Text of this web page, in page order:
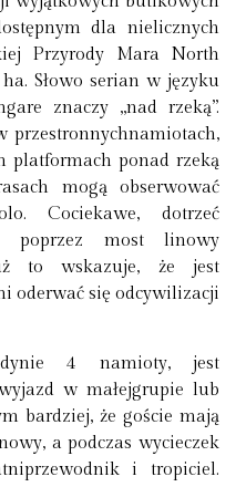
dla nielicznych
Przyrody Mara North
Słowo serian w języku
znaczy „nad rzeką”.
przestronnychnamiotach,
platformach ponad rzeką
mogą obserwować
Cociekawe, dotrzeć
poprzez most linowy
to wskazuje, że jest
oderwać się odcywilizacji
4 namioty, jest
w małejgrupie lub
bardziej, że goście mają
a podczas wycieczek
i tropiciel.